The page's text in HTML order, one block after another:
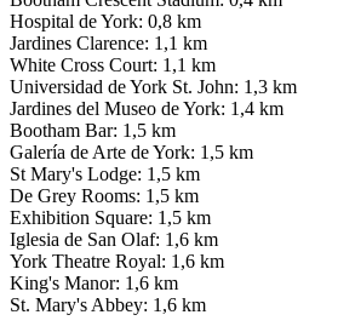
Hospital de York: 0,8 km
Jardines Clarence: 1,1 km
White Cross Court: 1,1 km
Universidad de York St. John: 1,3 km
Jardines del Museo de York: 1,4 km
Bootham Bar: 1,5 km
Galería de Arte de York: 1,5 km
St Mary's Lodge: 1,5 km
De Grey Rooms: 1,5 km
Exhibition Square: 1,5 km
Iglesia de San Olaf: 1,6 km
York Theatre Royal: 1,6 km
King's Manor: 1,6 km
St. Mary's Abbey: 1,6 km